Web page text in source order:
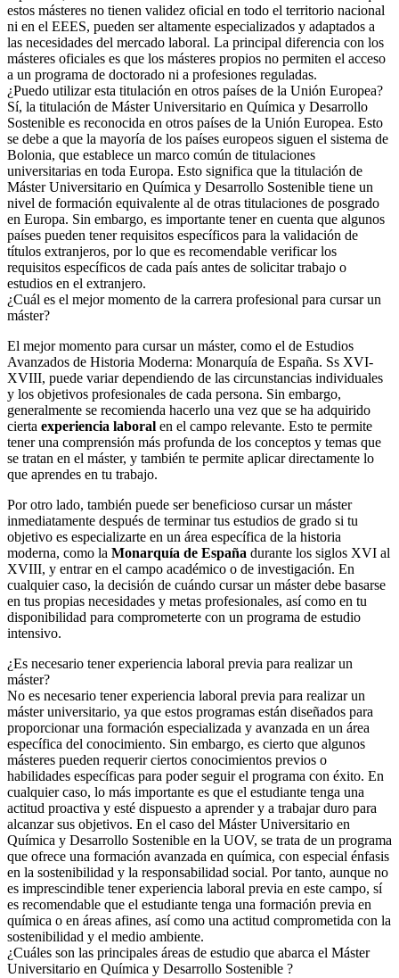
estos másteres no tienen validez oficial en todo el territorio nacional
ni en el EEES, pueden ser altamente especializados y adaptados a
las necesidades del mercado laboral. La principal diferencia con los
másteres oficiales es que los másteres propios no permiten el acceso
a un programa de doctorado ni a profesiones reguladas.
¿Puedo utilizar esta titulación en otros países de la Unión Europea?
Sí, la titulación de Máster Universitario en Química y Desarrollo
Sostenible es reconocida en otros países de la Unión Europea. Esto
se debe a que la mayoría de los países europeos siguen el sistema de
Bolonia, que establece un marco común de titulaciones
universitarias en toda Europa. Esto significa que la titulación de
Máster Universitario en Química y Desarrollo Sostenible tiene un
nivel de formación equivalente al de otras titulaciones de posgrado
en Europa. Sin embargo, es importante tener en cuenta que algunos
países pueden tener requisitos específicos para la validación de
títulos extranjeros, por lo que es recomendable verificar los
requisitos específicos de cada país antes de solicitar trabajo o
estudios en el extranjero.
¿Cuál es el mejor momento de la carrera profesional para cursar un
máster?
El mejor momento para cursar un máster, como el de Estudios
Avanzados de Historia Moderna: Monarquía de España. Ss XVI-
XVIII, puede variar dependiendo de las circunstancias individuales
y los objetivos profesionales de cada persona. Sin embargo,
generalmente se recomienda hacerlo una vez que se ha adquirido
cierta experiencia laboral en el campo relevante. Esto te permite
tener una comprensión más profunda de los conceptos y temas que
se tratan en el máster, y también te permite aplicar directamente lo
que aprendes en tu trabajo.
Por otro lado, también puede ser beneficioso cursar un máster
inmediatamente después de terminar tus estudios de grado si tu
objetivo es especializarte en un área específica de la historia
moderna, como la Monarquía de España durante los siglos XVI al
XVIII, y entrar en el campo académico o de investigación. En
cualquier caso, la decisión de cuándo cursar un máster debe basarse
en tus propias necesidades y metas profesionales, así como en tu
disponibilidad para comprometerte con un programa de estudio
intensivo.
¿Es necesario tener experiencia laboral previa para realizar un
máster?
No es necesario tener experiencia laboral previa para realizar un
máster universitario, ya que estos programas están diseñados para
proporcionar una formación especializada y avanzada en un área
específica del conocimiento. Sin embargo, es cierto que algunos
másteres pueden requerir ciertos conocimientos previos o
habilidades específicas para poder seguir el programa con éxito. En
cualquier caso, lo más importante es que el estudiante tenga una
actitud proactiva y esté dispuesto a aprender y a trabajar duro para
alcanzar sus objetivos. En el caso del Máster Universitario en
Química y Desarrollo Sostenible en la UOV, se trata de un programa
que ofrece una formación avanzada en química, con especial énfasis
en la sostenibilidad y la responsabilidad social. Por tanto, aunque no
es imprescindible tener experiencia laboral previa en este campo, sí
es recomendable que el estudiante tenga una formación previa en
química o en áreas afines, así como una actitud comprometida con la
sostenibilidad y el medio ambiente.
¿Cuáles son las principales áreas de estudio que abarca el Máster
Universitario en Química y Desarrollo Sostenible ?